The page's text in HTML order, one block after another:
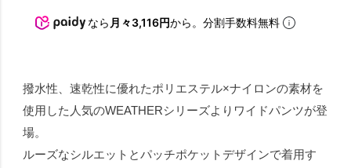
なら 月々3,116円から。分割手数料無料
撥水性、速乾性に優れたポリエステル×ナイロンの素材を
使用した人気のWEATHERシリーズよりワイドパンツが登
場。
ルーズなシルエットとパッチポケットデザインで着用す